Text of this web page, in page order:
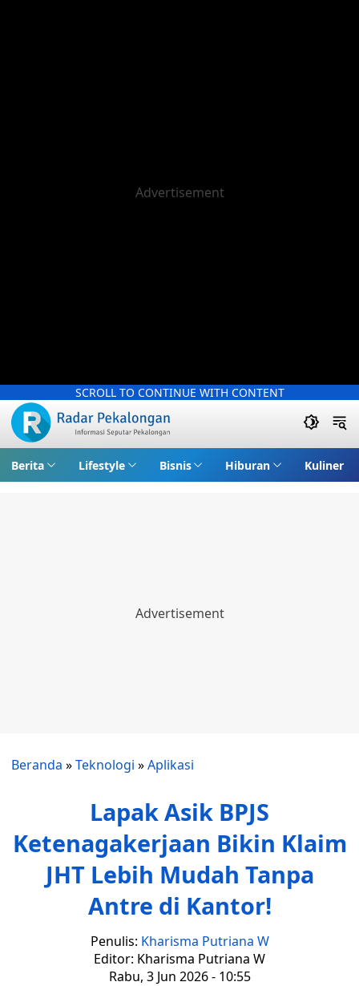
SCROLL TO CONTINUE WITH CONTENT
Berita Lifestyle Bisnis Hiburan Kuliner
Beranda »Teknologi »Aplikasi
Lapak Asik BPJS
Ketenagakerjaan Bikin Klaim
JHT Lebih Mudah Tanpa
Antre di Kantor!
Penulis: Kharisma Putriana W
Editor: Kharisma Putriana W
Rabu, 3 Jun 2026 - 10:55